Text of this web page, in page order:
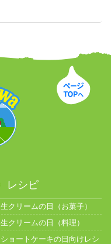
レシピ
生クリームの日（お菓子）
生クリームの日（料理）
ショートケーキの日向けレシ